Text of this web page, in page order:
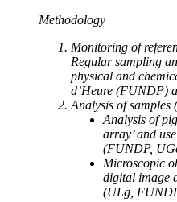
Methodology
Monitoring of
Regular sampling
physical and
d’Heure (FUNDP)
Analysis of
Analysis of
array’ and
(FUNDP,
Microscopic
digital image
(ULg,